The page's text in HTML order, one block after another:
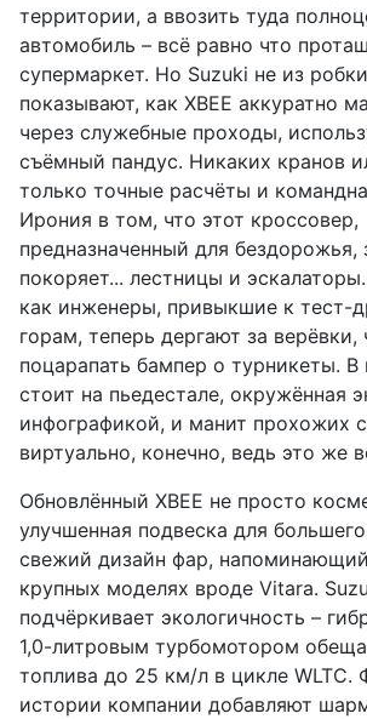
территории, а ввозить туда
автомобиль – всё равно что
супермаркет. Но Suzuki не из
показывают, как XBEE аккуратно
через служебные проходы,
съёмный пандус. Никаких кранов
только точные расчёты и
Ирония в том, что этот кроссовер,
предназначенный для бездорожья,
покоряет... лестницы и
как инженеры, привыкшие к тест-
горам, теперь дергают за верёвки,
поцарапать бампер о турникеты. В
стоит на пьедестале, окружённая
инфографикой, и манит прохожих
виртуально, конечно, ведь это же
Обновлённый XBEE не просто
улучшенная подвеска для
свежий дизайн фар,
крупных моделях вроде Vitara.
подчёркивает экологичность –
1,0-литровым турбомотором
топлива до 25 км/л в цикле WLTC.
истории компании добавляют